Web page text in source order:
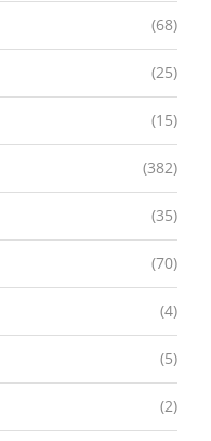
(68)
(25)
(15)
(382)
(35)
(70)
(4)
(5)
(2)